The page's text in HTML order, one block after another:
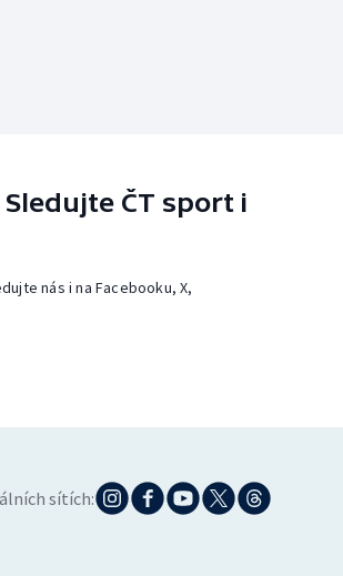
ČT sport i
nás i na Facebooku, X,
sítích: